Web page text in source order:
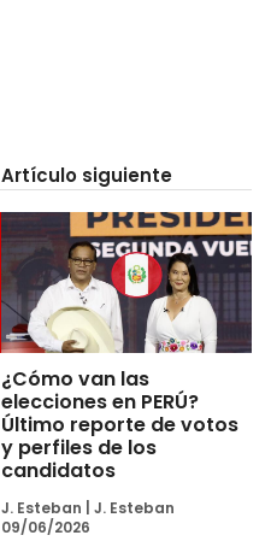
Artículo siguiente
¿Cómo van las
elecciones en PERÚ?
Último reporte de votos
y perfiles de los
candidatos
J. Esteban
J. Esteban
09/06/2026